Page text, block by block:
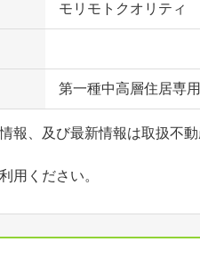
モリモトクオリティ
第一種中高層住居専
報、及び最新情報は取扱不
用ください。